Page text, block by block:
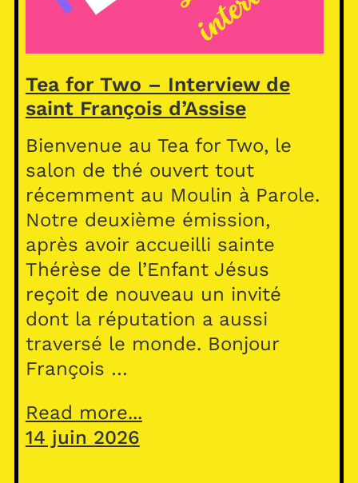
Tea for Two – Interview de
saint François d’Assise
Bienvenue au Tea for Two, le
salon de thé ouvert tout
récemment au Moulin à Parole.
Notre deuxième émission,
après avoir accueilli sainte
Thérèse de l’Enfant Jésus
reçoit de nouveau un invité
dont la réputation a aussi
traversé le monde. Bonjour
François …
Read more...
14 juin 2026